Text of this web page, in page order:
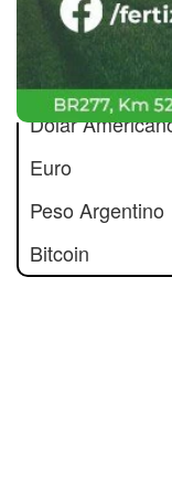
Dólar
Euro
Peso Argentino
Bitcoin